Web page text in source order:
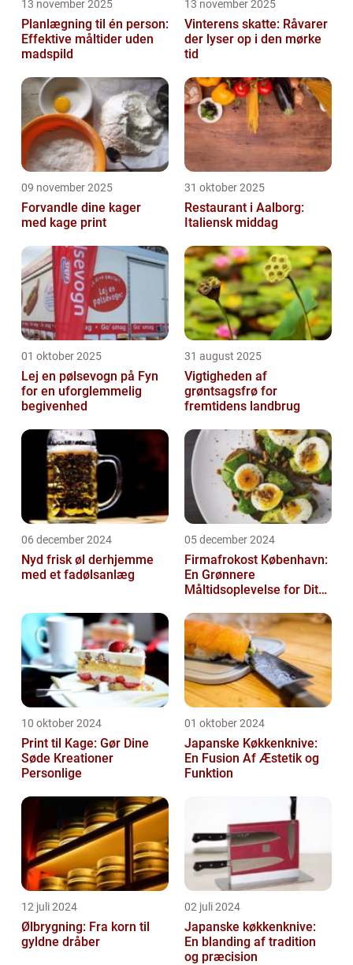
13 november 2025
Planlægning til én person:
Effektive måltider uden
madspild
13 november 2025
Vinterens skatte: Råvarer
der lyser op i den mørke
tid
09 november 2025
Forvandle dine kager
med kage print
31 oktober 2025
Restaurant i Aalborg:
Italiensk middag
01 oktober 2025
Lej en pølsevogn på Fyn
for en uforglemmelig
begivenhed
31 august 2025
Vigtigheden af
grøntsagsfrø for
fremtidens landbrug
06 december 2024
Nyd frisk øl derhjemme
med et fadølsanlæg
05 december 2024
Firmafrokost København:
En Grønnere
Måltidsoplevelse for Dit
10 oktober 2024
Print til Kage: Gør Dine
Søde Kreationer
Personlige
01 oktober 2024
Japanske Køkkenknive:
En Fusion Af Æstetik og
Funktion
12 juli 2024
Ølbrygning: Fra korn til
gyldne dråber
02 juli 2024
Japanske køkkenknive:
En blanding af tradition
og præcision